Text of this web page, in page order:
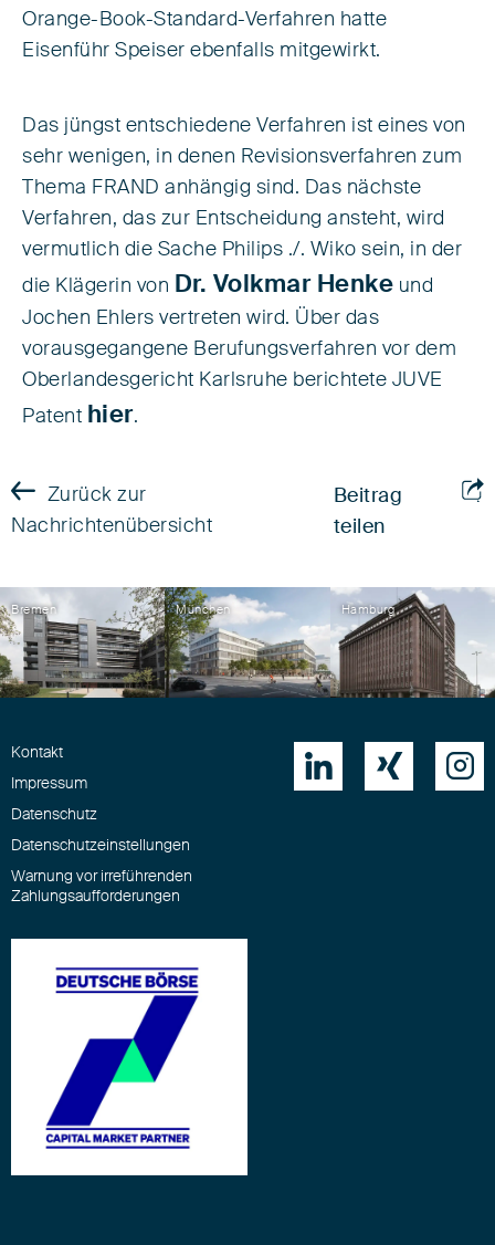
Orange-Book-Standard-Verfahren hatte
Eisenführ Speiser ebenfalls mitgewirkt.
Das jüngst entschiedene Verfahren ist eines von
sehr wenigen, in denen Revisionsverfahren zum
Thema FRAND anhängig sind. Das nächste
Verfahren, das zur Entscheidung ansteht, wird
vermutlich die Sache Philips ./. Wiko sein, in der
die Klägerin von Dr. Volkmar Henke und
Jochen Ehlers vertreten wird. Über das
vorausgegangene Berufungsverfahren vor dem
Oberlandesgericht Karlsruhe berichtete JUVE
Patent hier.
Zurück zur
Nachrichtenübersicht
Beitrag
teilen
Bremen München Hamburg
Kontakt
Impressum
Datenschutz
Datenschutzeinstellungen
Warnung vor irreführenden
Zahlungsaufforderungen
  